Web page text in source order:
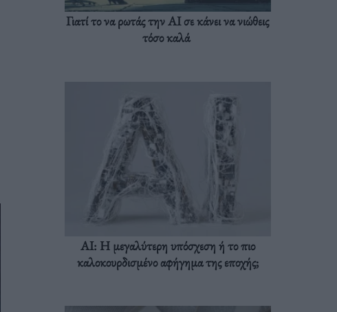
Γιατί το να ρωτάς την AI σε κάνει να νιώθεις
τόσο καλά
AI: Η μεγαλύτερη υπόσχεση ή το πιο
καλοκουρδισμένο αφήγημα της εποχής;